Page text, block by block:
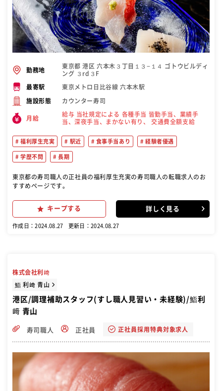
勤務地
東京都 港区 六本木３丁目１３−１４ ゴトウビルディ
ング ３rd３F
最寄駅 東京メトロ日比谷線 六本木駅
施設形態 カウンター寿司
月給
給与 当社規定による 各種手当 皆勤手当、業績手
当、深夜手当、まかない有り、 交通費全額支給
福利厚生充実 駅近 食事手当あり 経験者優遇
学歴不問 長期
東京都の寿司職人の正社員の福利厚生充実の寿司職人の転職求人のお
すすめページです。
キープする 詳しく見る
作成日：2024.08.27 更新日：2024.08.27
株式会社利﨑
鮨 利﨑 青山
港区/調理補助スタッフ(すし職人見習い・未経験)/鮨利
﨑 青山
寿司職人 正社員 正社員採用特典対象求人